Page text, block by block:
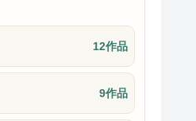
12作品
9作品